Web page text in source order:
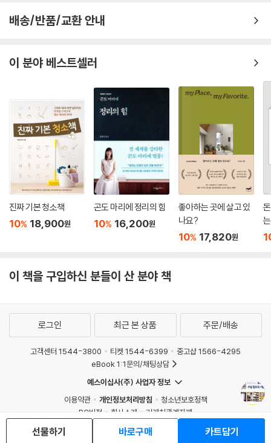
배송/반품/교환 안내
이 분야 베스트셀러
진짜 기본 청소책
10% 18,900원
곤도 마리에 정리의 힘
10% 16,200원
좋아하는 곳에 살고 있
나요?
10% 17,820원
이 책을 구입하신 분들이 산 분야 책
선물하기 바로구매 카트담기
로그인 최근 본 상품 주문/배송
고객센터 1544-3800 티켓 1544-6399
중고샵 1566-4295
eBook 1:1문의/채팅상담
예스이십사(주) 사업자 정보
이용약관
개인정보처리방침
청소년보호정책
PC버전
회사소개
거래처관계자께
도서홍보
광고